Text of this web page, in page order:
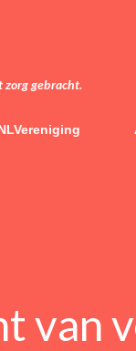
zorg gebracht.
van